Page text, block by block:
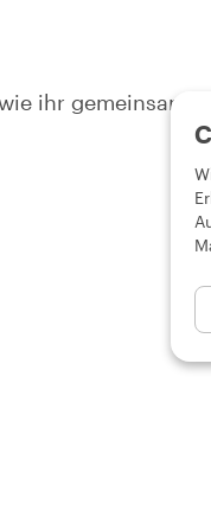
ihr gemeinsam